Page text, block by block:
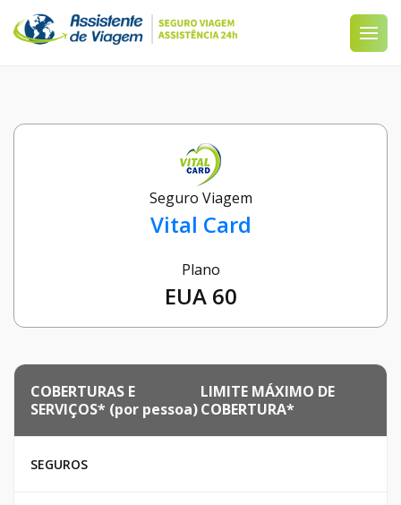
Seguro Viagem
Vital Card
Plano
EUA 60
COBERTURAS E
SERVIÇOS* (por pessoa)
LIMITE MÁXIMO DE
COBERTURA*
SEGUROS